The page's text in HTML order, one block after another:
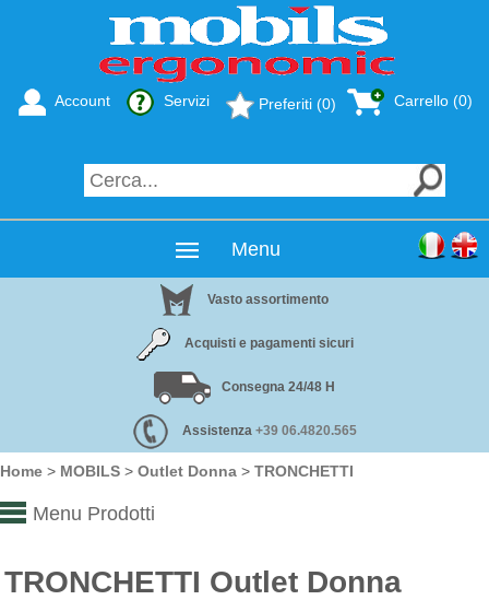
Carrello (0)
Preferiti (0)
Servizi
Account
Menu
Vasto assortimento
Acquisti e pagamenti sicuri
Consegna 24/48 H
Assistenza +39 06.4820.565
Home > MOBILS > Outlet Donna > TRONCHETTI
Menu Prodotti
TRONCHETTI Outlet Donna